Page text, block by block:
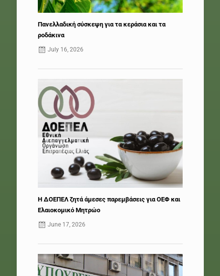
Πανελλαδική σύσκεψη για τα κεράσια και τα
ροδάκινα
July 16, 2026
Η ΔΟΕΠΕΛ ζητά άμεσες παρεμβάσεις για ΟΕΦ και
Ελαιοκομικό Μητρώο
June 17, 2026